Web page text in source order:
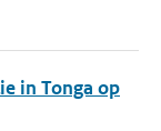
in Tonga op